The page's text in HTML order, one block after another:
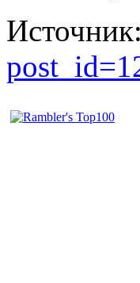
Источник: